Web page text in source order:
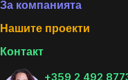
За компанията
Нашите проекти
Контакт
+359 2 492